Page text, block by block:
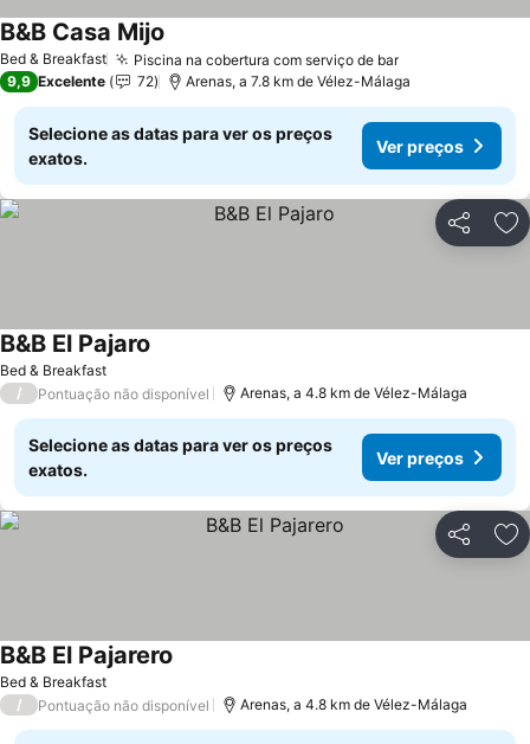
Bed & Breakfast Piscina na cobertura com serviço de bar
B&B Casa Mijo
9,9 Excelente 72 Arenas, a 7.8 km de Vélez-Málaga
Selecione as datas para ver os preços
exatos.
Ver preços
Partilhar
Bed & Breakfast
B&B El Pajaro
/ Pontuação não disponível Arenas, a 4.8 km de Vélez-Málaga
Selecione as datas para ver os preços
exatos.
Ver preços
Partilhar
Bed & Breakfast
B&B El Pajarero
/ Pontuação não disponível Arenas, a 4.8 km de Vélez-Málaga